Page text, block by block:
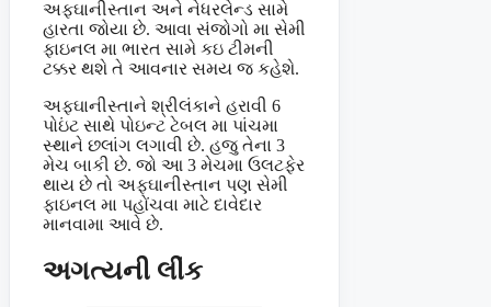
અફઘાનીસ્તાન અને નેધરલેન્ડ સામે
હારતા જોયા છે. આવા સંજોગો મા સેમી
ફાઇનલ મા ભારત સામે કઇ ટીમની
ટક્કર થશે તે આવનાર સમય જ કહેશે.
અફઘાનીસ્તાને શ્રીલંકાને હરાવી 6
પોઇંટ સાથે પોઇન્ટ ટેબલ મા પાંચમા
સ્થાને છલાંગ લગાવી છે. હજુ તેના 3
મેચ બાકી છે. જો આ 3 મેચમા ઉલટફેર
થાય છે તો અફઘાનીસ્તાન પણ સેમી
ફાઇનલ મા પહોંચવા માટે દાવેદાર
માનવામા આવે છે.
અગત્યની લીંક